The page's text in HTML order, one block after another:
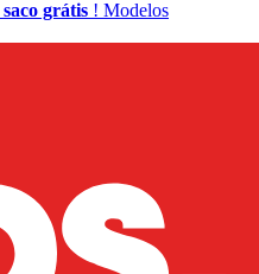
saco grátis ! Modelos